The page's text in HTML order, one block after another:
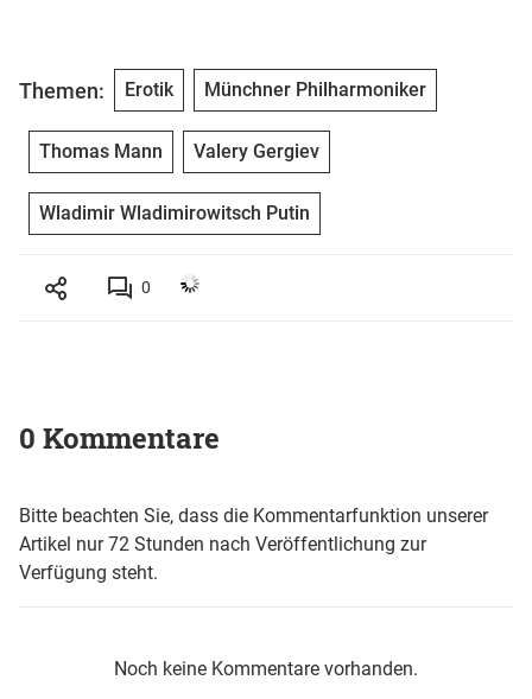
Themen: Erotik Münchner Philharmoniker
Thomas Mann Valery Gergiev
Wladimir Wladimirowitsch Putin
0
0 Kommentare
Bitte beachten Sie, dass die Kommentarfunktion unserer
Artikel nur 72 Stunden nach Veröffentlichung zur
Verfügung steht.
Noch keine Kommentare vorhanden.